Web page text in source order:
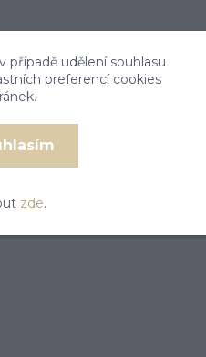
do
K dětským
rhodiem.
případě udělení souhlasu
preferencí cookies
zde.